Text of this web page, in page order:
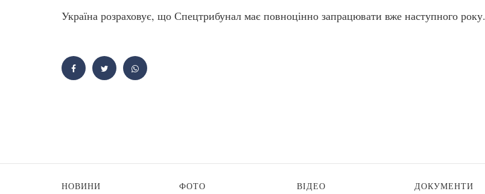
Україна розраховує, що Спецтрибунал має повноцінно запрацювати вже наступного року.
НОВИНИ
ФОТО
ВІДЕО
ДОКУМЕНТИ